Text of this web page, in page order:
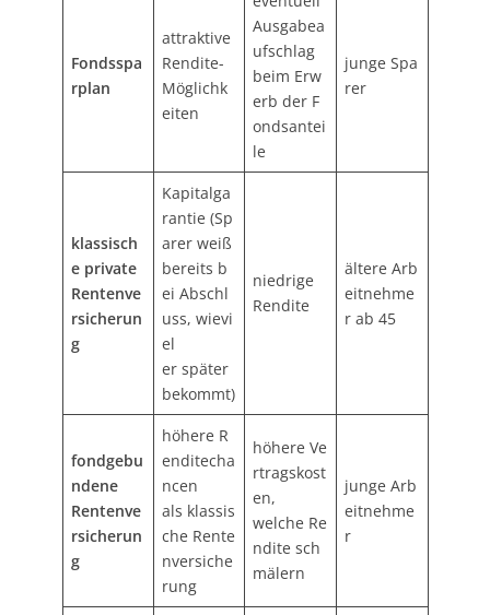
Fondsspa
rplan
attraktive
Rendite-
Möglichk
eiten
Ausgabea
ufschlag
beim Erw
erb der F
ondsantei
le
junge Spa
rer
klassisch
e private
Rentenve
rsicherun
g
Kapitalga
rantie (Sp
arer weiß
bereits b
ei Abschl
uss, wievi
el
er später
bekommt)
niedrige
Rendite
ältere Arb
eitnehme
r ab 45
fondgebu
ndene
Rentenve
rsicherun
g
höhere R
enditecha
ncen
als klassis
che Rente
nversiche
rung
höhere Ve
rtragskost
en,
welche Re
ndite sch
mälern
junge Arb
eitnehme
r